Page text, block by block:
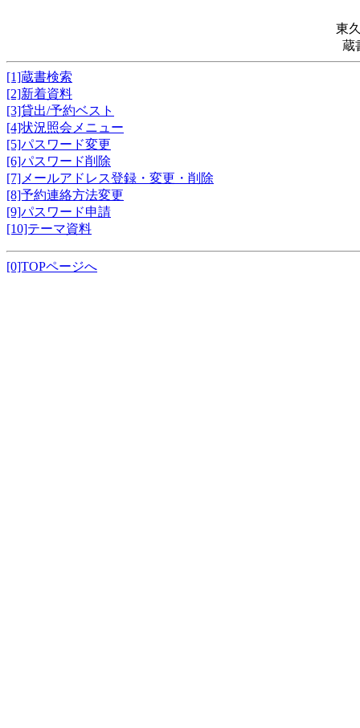
東
蔵
[1]蔵書検索
[2]新着資料
[3]貸出/予約ベスト
[4]状況照会メニュー
[5]パスワード変更
[6]パスワード削除
[7]メールアドレス登録・変更・削除
[8]予約連絡方法変更
[9]パスワード申請
[10]テーマ資料
[0]TOPページへ